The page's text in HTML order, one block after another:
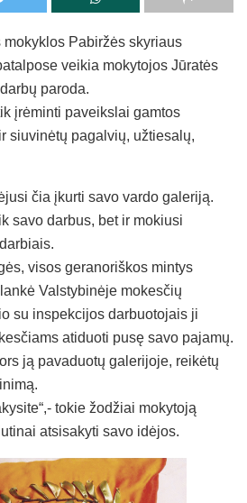
mokyklos Pabiržės skyriaus
veikia mokytojos Jūratės
paroda.
įrėminti paveikslai gamtos
siuvinėtų pagalvių, užtiesalų,
čia įkurti savo vardo galeriją.
savo darbus, bet ir mokiusi
visos geranoriškos mintys
Valstybinėje mokesčių
su inspekcijos darbuotojais ji
atiduoti pusę savo pajamų.
ją pavaduotų galerijoje, reikėtų
tokie žodžiai mokytoją
atsisakyti savo idėjos.